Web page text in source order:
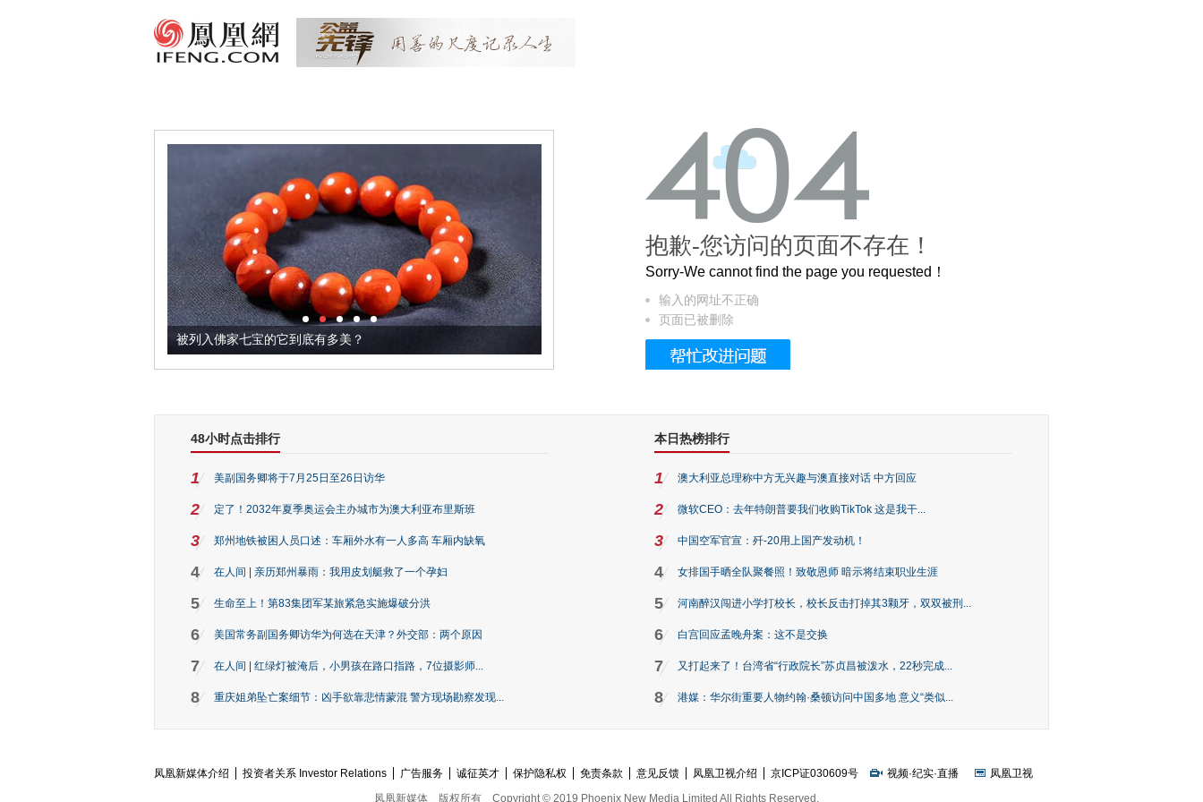
被列入佛家七宝的它到底有多美？ 这个3.2米的长卷，还原了600岁的紫禁城
抱歉-您访问的页面不存在！
Sorry-We cannot find the page you requested！
输入的网址不正确
页面已被删除
48小时点击排行
1 美副国务卿将于7月25日至26日访华
2 定了！2032年夏季奥运会主办城市为澳大利亚布里斯班
3 郑州地铁被困人员口述：车厢外水有一人多高 车厢内缺氧
4 在人间 | 亲历郑州暴雨：我用皮划艇救了一个孕妇
5 生命至上！第83集团军某旅紧急实施爆破分洪
6 美国常务副国务卿访华为何选在天津？外交部：两个原因
7 在人间 | 红绿灯被淹后，小男孩在路口指路，7位摄影师...
8 重庆姐弟坠亡案细节：凶手欲靠悲情蒙混 警方现场勘察发现...
本日热榜排行
1 澳大利亚总理称中方无兴趣与澳直接对话 中方回应
2 微软CEO：去年特朗普要我们收购TikTok 这是我干...
3 中国空军官宣：歼-20用上国产发动机！
4 女排国手晒全队聚餐照！致敬恩师 暗示将结束职业生涯
5 河南醉汉闯进小学打校长，校长反击打掉其3颗牙，双双被刑...
6 白宫回应孟晚舟案：这不是交换
7 又打起来了！台湾省“行政院长”苏贞昌被泼水，22秒完成...
8 港媒：华尔街重要人物约翰·桑顿访问中国多地 意义“类似...
凤凰新媒体介绍 投资者关系 Investor Relations 广告服务 诚征英才 保护隐私权 免责条款 意见反馈 凤凰卫视介绍 京ICP证030609号 视频·纪实·直播
凤凰卫视
凤凰新媒体
版权所有 Copyright © 2019 Phoenix New Media Limited All Rights Reserved.